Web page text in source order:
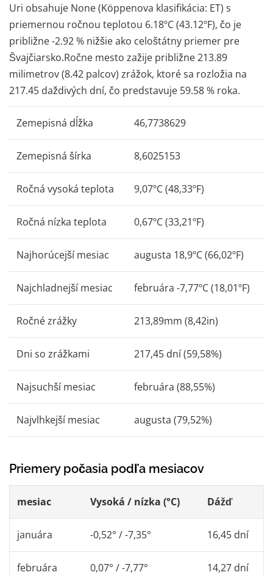
Uri obsahuje None (Köppenova klasifikácia: ET) s
priemernou ročnou teplotou 6.18ºC (43.12ºF), čo je
približne -2.92 % nižšie ako celoštátny priemer pre
Švajčiarsko.Ročne mesto zažije približne 213.89
milimetrov (8.42 palcov) zrážok, ktoré sa rozložia na
217.45 daždivých dní, čo predstavuje 59.58 % roka.
Zemepisná dĺžka 46,7738629
Zemepisná šírka 8,6025153
Ročná vysoká teplota 9,07ºC (48,33ºF)
Ročná nízka teplota 0,67ºC (33,21ºF)
Najhorúcejší mesiac augusta 18,9ºC (66,02ºF)
Najchladnejší mesiac februára -7,77ºC (18,01ºF)
Ročné zrážky 213,89mm (8,42in)
Dni so zrážkami 217,45 dní (59,58%)
Najsuchší mesiac februára (88,55%)
Najvlhkejší mesiac augusta (79,52%)
Priemery počasia podľa mesiacov
mesiac Vysoká / nízka (°C) Dážď
januára -0,52° / -7,35° 16,45 dní
februára 0,07° / -7,77° 14,27 dní